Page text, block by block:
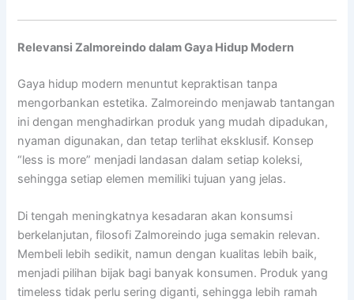
Relevansi Zalmoreindo dalam Gaya Hidup Modern
Gaya hidup modern menuntut kepraktisan tanpa
mengorbankan estetika. Zalmoreindo menjawab tantangan
ini dengan menghadirkan produk yang mudah dipadukan,
nyaman digunakan, dan tetap terlihat eksklusif. Konsep
“less is more” menjadi landasan dalam setiap koleksi,
sehingga setiap elemen memiliki tujuan yang jelas.
Di tengah meningkatnya kesadaran akan konsumsi
berkelanjutan, filosofi Zalmoreindo juga semakin relevan.
Membeli lebih sedikit, namun dengan kualitas lebih baik,
menjadi pilihan bijak bagi banyak konsumen. Produk yang
timeless tidak perlu sering diganti, sehingga lebih ramah